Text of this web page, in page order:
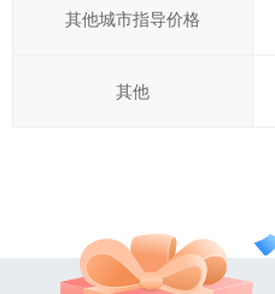
其他城市指导价格
其他